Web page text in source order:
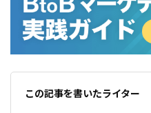
この記事を書いたライター